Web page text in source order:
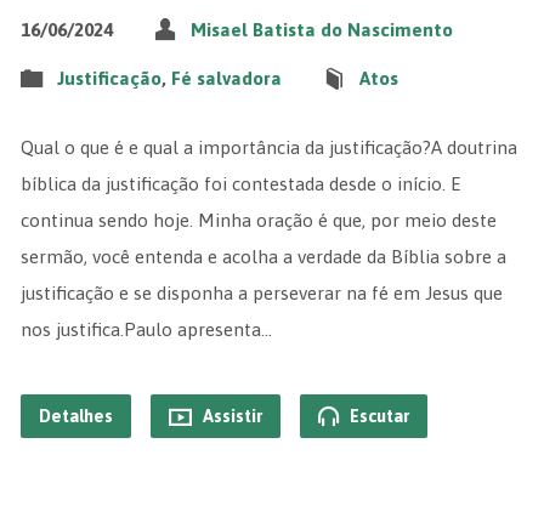
16/06/2024 Misael Batista do Nascimento
Justificação, Fé salvadora Atos
Qual o que é e qual a importância da justificação?A doutrina
bíblica da justificação foi contestada desde o início. E
continua sendo hoje. Minha oração é que, por meio deste
sermão, você entenda e acolha a verdade da Bíblia sobre a
justificação e se disponha a perseverar na fé em Jesus que
nos justifica.Paulo apresenta…
Detalhes Assistir Escutar